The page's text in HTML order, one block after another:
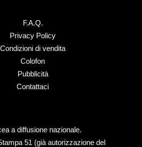
F.A.Q.
Privacy Policy
Condizioni di vendita
Colofon
Pubblicità
Contattaci
a diffusione nazionale.
51 (già autorizzazione del